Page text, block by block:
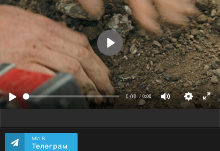
МИ В
Телеграм